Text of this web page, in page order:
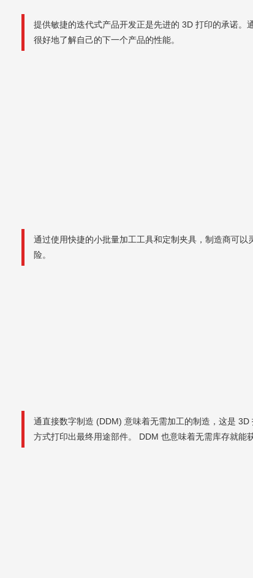
提供敏捷的迭代式产品开发正是先进的 3D 打印的承诺。
很好地了解自己的下一个产品的性能。
通过使用快捷的小批量加工工具和定制夹具，制造商可
险。
通直接数字制造 (DDM) 意味着无需加工的制造，这是
方式打印出最终用途部件。 DDM 也意味着无需库存就能